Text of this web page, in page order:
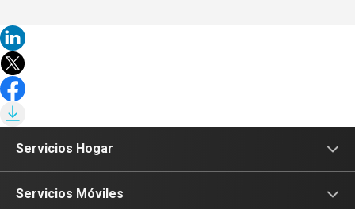
Servicios Hogar
Internet
Servicios Móviles